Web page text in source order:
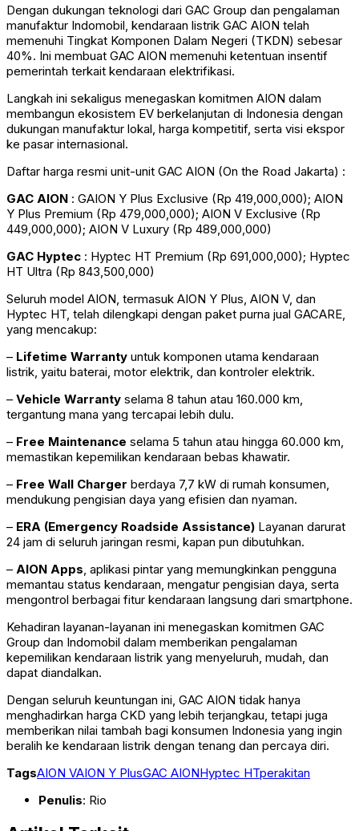
Dengan dukungan teknologi dari GAC Group dan pengalaman
manufaktur Indomobil, kendaraan listrik GAC AION telah
memenuhi Tingkat Komponen Dalam Negeri (TKDN) sebesar
40%. Ini membuat GAC AION memenuhi ketentuan insentif
pemerintah terkait kendaraan elektrifikasi.
Langkah ini sekaligus menegaskan komitmen AION dalam
membangun ekosistem EV berkelanjutan di Indonesia dengan
dukungan manufaktur lokal, harga kompetitif, serta visi ekspor
ke pasar internasional.
Daftar harga resmi unit-unit GAC AION (On the Road Jakarta) :
GAC AION : GAION Y Plus Exclusive (Rp 419,000,000); AION
Y Plus Premium (Rp 479,000,000); AION V Exclusive (Rp
449,000,000); AION V Luxury (Rp 489,000,000)
GAC Hyptec : Hyptec HT Premium (Rp 691,000,000); Hyptec
HT Ultra (Rp 843,500,000)
Seluruh model AION, termasuk AION Y Plus, AION V, dan
Hyptec HT, telah dilengkapi dengan paket purna jual GACARE,
yang mencakup:
– Lifetime Warranty untuk komponen utama kendaraan
listrik, yaitu baterai, motor elektrik, dan kontroler elektrik.
– Vehicle Warranty selama 8 tahun atau 160.000 km,
tergantung mana yang tercapai lebih dulu.
– Free Maintenance selama 5 tahun atau hingga 60.000 km,
memastikan kepemilikan kendaraan bebas khawatir.
– Free Wall Charger berdaya 7,7 kW di rumah konsumen,
mendukung pengisian daya yang efisien dan nyaman.
– ERA (Emergency Roadside Assistance) Layanan darurat
24 jam di seluruh jaringan resmi, kapan pun dibutuhkan.
– AION Apps, aplikasi pintar yang memungkinkan pengguna
memantau status kendaraan, mengatur pengisian daya, serta
mengontrol berbagai fitur kendaraan langsung dari smartphone.
Kehadiran layanan-layanan ini menegaskan komitmen GAC
Group dan Indomobil dalam memberikan pengalaman
kepemilikan kendaraan listrik yang menyeluruh, mudah, dan
dapat diandalkan.
Dengan seluruh keuntungan ini, GAC AION tidak hanya
menghadirkan harga CKD yang lebih terjangkau, tetapi juga
memberikan nilai tambah bagi konsumen Indonesia yang ingin
beralih ke kendaraan listrik dengan tenang dan percaya diri.
TagsAION VAION Y PlusGAC AIONHyptec HTperakitan
Penulis: Rio